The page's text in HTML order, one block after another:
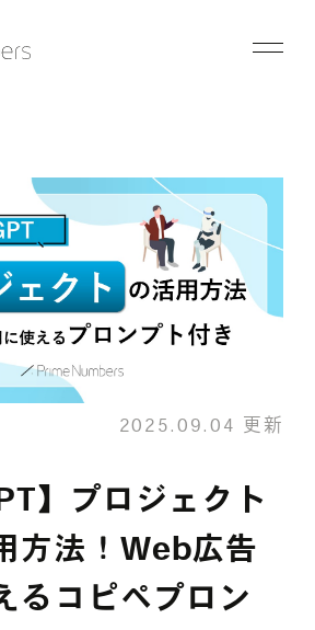
資料ダウンロード
2025.09.04 更新
】プロジェクト
方法！Web広告
るコピペプロン